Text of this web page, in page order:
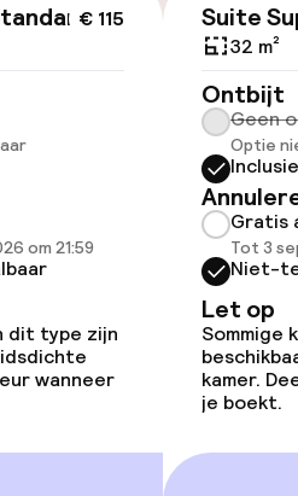
€ 115
om 21:59
dit type zijn
wanneer
Suite
32 m²
Ontbijt
Geen
Optie
Gratis
Tot 3
Niet-
Let op
Sommige
kamer.
je boekt.